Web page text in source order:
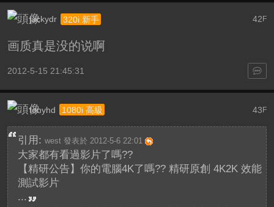
42 F
jackydr 320i 新手
画质真是没的说啊
2012-5-15 21:45:31
43F
tonyhd 1080i 高級
引用: west 發表於 2012-5-6 22:01
大家都有看過影片了嗎??
【精研公告】你的電腦4K了嗎?? 精研原創 4K2K 效能
測試影片
...